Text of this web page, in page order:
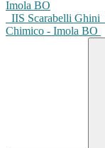
IIS Scarabelli Ghini
Chimico - Imola BO